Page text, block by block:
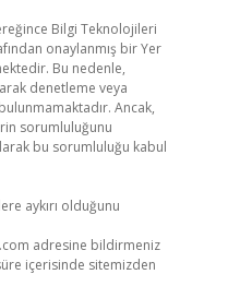
Bilgi Teknolojileri
onaylanmış bir Yer
Bu nedenle,
denetleme veya
Ancak,
sorumluluğunu
bu sorumluluğu kabul
aykırı olduğunu
adresine bildirmeniz
içerisinde sitemizden